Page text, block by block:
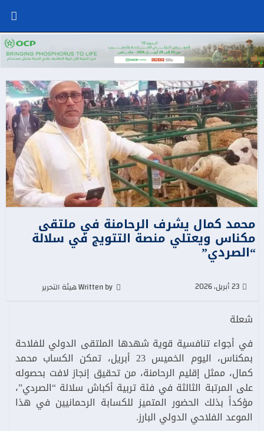
محمد كمال يشرف الرحامنة في ملتقى
مكناس ويعتلي منصة التتويج في سلالة
“الصردي”
23 أبريل، 2026
شعلة
في أجواء تنافسية قوية شهدها الملتقى الدولي للفلاحة
بمكناس، اليوم الخميس 23 أبريل، تمكن الكساب محمد
كمال، ممثل إقليم الرحامنة، من تحقيق إنجاز لافت بحصوله
على المرتبة الثالثة في فئة تربية أكباش سلالة “الصردي”،
مؤكداً بذلك الحضور المتميز للكسابة الرحمانيين في هذا
الموعد الفلاحي الدولي البارز.